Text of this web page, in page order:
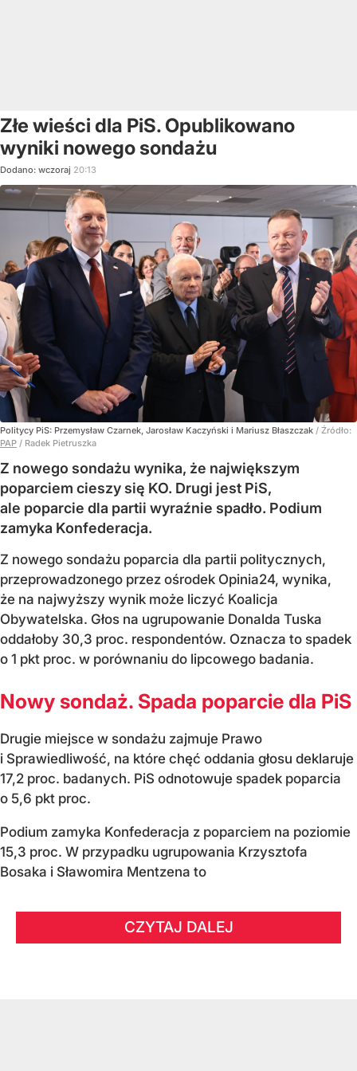
Złe wieści dla PiS. Opublikowano
wyniki nowego sondażu
Dodano: wczoraj 20:13
Politycy PiS: Przemysław Czarnek, Jarosław Kaczyński i Mariusz Błaszczak / Źródło:
PAP / Radek Pietruszka
Z nowego sondażu wynika, że największym
poparciem cieszy się KO. Drugi jest PiS,
ale poparcie dla partii wyraźnie spadło. Podium
zamyka Konfederacja.
Z nowego sondażu poparcia dla partii politycznych,
przeprowadzonego przez ośrodek Opinia24, wynika,
że na najwyższy wynik może liczyć Koalicja
Obywatelska. Głos na ugrupowanie Donalda Tuska
oddałoby 30,3 proc. respondentów. Oznacza to spadek
o 1 pkt proc. w porównaniu do lipcowego badania.
Nowy sondaż. Spada poparcie dla PiS
Drugie miejsce w sondażu zajmuje Prawo
i Sprawiedliwość, na które chęć oddania głosu deklaruje
17,2 proc. badanych. PiS odnotowuje spadek poparcia
o 5,6 pkt proc.
Podium zamyka Konfederacja z poparciem na poziomie
15,3 proc. W przypadku ugrupowania Krzysztofa
Bosaka i Sławomira Mentzena to
CZYTAJ DALEJ